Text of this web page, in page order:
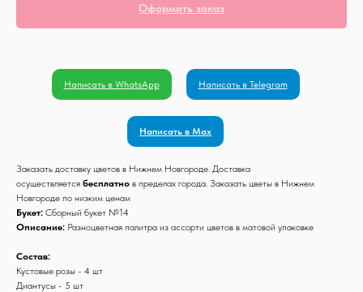
Оформить заказ
Написать в WhatsApp Написать в Telegram
Написать в Max
Заказать доставку цветов в Нижнем Новгороде. Доставка
осуществляется бесплатно в пределах города. Заказать цветы в Нижнем
Новгороде по низким ценам
Букет: Сборный букет №14
Описание: Разноцветная палитра из ассорти цветов в матовой упаковке
Состав:
Кустовые розы - 4 шт
Диантусы - 5 шт